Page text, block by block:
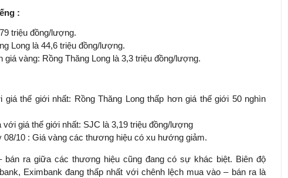
:
triệu đồng/lượng.
Long là 44,6 triệu đồng/lượng.
vàng: Rồng Thăng Long là 3,3 triệu đồng/lượng.
thế giới nhất: Rồng Thăng Long thấp hơn giá thế giới 50 nghìn
giá thế giới nhất: SJC là 3,19 triệu đồng/lượng
08/10 : Giá vàng các thương hiệu có xu hướng giảm.
bán ra giữa các thương hiệu cũng đang có sự khác biệt. Biên độ
Eximbank đang thấp nhất với chênh lệch mua vào – bán ra là